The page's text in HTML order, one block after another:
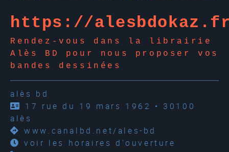
https://
Rendez-vous dans la librairie
Alès BD pour nous proposer vos
bandes dessinées
alès bd
17 rue du 19 mars 1962 • 30100
alès
www.canalbd.net/ales-bd
voir les horaires d'ouverture